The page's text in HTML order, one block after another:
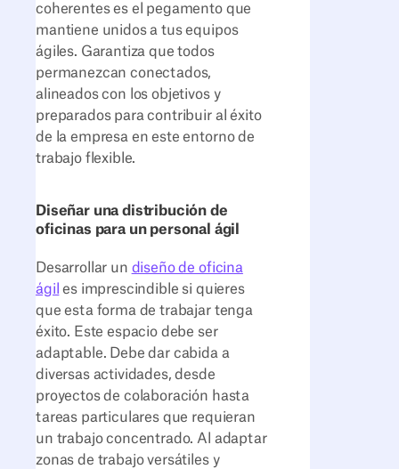
coherentes es el pegamento que
mantiene unidos a tus equipos
ágiles. Garantiza que todos
permanezcan conectados,
alineados con los objetivos y
preparados para contribuir al éxito
de la empresa en este entorno de
trabajo flexible.
Diseñar una distribución de
oficinas para un personal ágil
Desarrollar un diseño de oficina
ágil es imprescindible si quieres
que esta forma de trabajar tenga
éxito. Este espacio debe ser
adaptable. Debe dar cabida a
diversas actividades, desde
proyectos de colaboración hasta
tareas particulares que requieran
un trabajo concentrado. Al adaptar
zonas de trabajo versátiles y